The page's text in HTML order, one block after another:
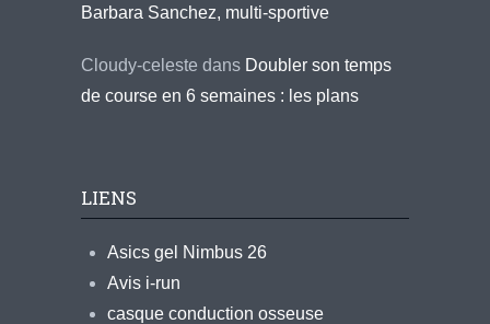
Barbara Sanchez, multi-sportive
Cloudy-celeste dans Doubler son temps
de course en 6 semaines : les plans
LIENS
Asics gel Nimbus 26
Avis i-run
casque conduction osseuse